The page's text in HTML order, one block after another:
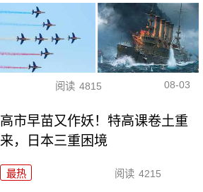
阅读 4815 08-03
高市早苗又作妖！特高课卷土重
来，日本三重困境
最热 阅读 4215